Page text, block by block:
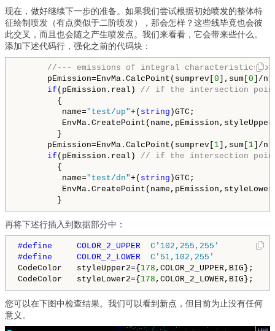
现在，做好继续下一步的准备。如果我们尝试根据初始喷发的整体特
征绘制喷发（有点类似于二阶喷发），那会怎样？这些线毕竟也会彼
此交叉，而且也会随之产生喷发点。我们来看看，它会带来些什么。
添加下述代码行，强化之前的代码块：
//--- emissions of integral characteristics of
pEmission=EnvMa.CalcPoint(sumprev[ 0 ],sum[ 0 ]/n[
if (pEmission.real) // if the intersection
{
name="test/up"+( string )GTC;
}
pEmission=EnvMa.CalcPoint(sumprev[ 1 ],sum[ 1 ]/n[
if (pEmission.real) // if the intersection
{
name="test/dn"+( string )GTC;
}
再将下述行插入到数据部分中：
#define     COLOR_2_UPPER C'102,255,255'
#define     COLOR_2_LOWER C'51,102,255'
CodeColor   styleUpper2={ 178 ,COLOR_2_UPPER,BIG};
CodeColor   styleLower2={ 178 ,COLOR_2_LOWER,BIG};
您可以在下图中检查结果。我们可以看到新点，但目前为止没有任何
意义。